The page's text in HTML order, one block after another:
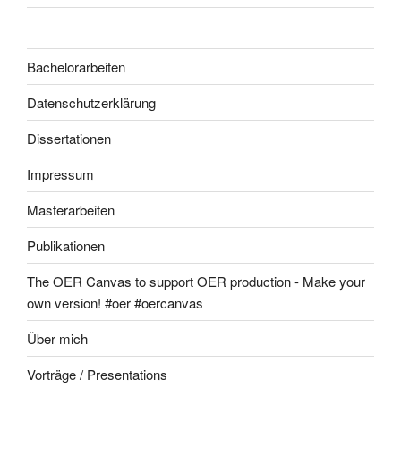
Bachelorarbeiten
Datenschutzerklärung
Dissertationen
Impressum
Masterarbeiten
Publikationen
The OER Canvas to support OER production - Make your
own version! #oer #oercanvas
Über mich
Vorträge / Presentations